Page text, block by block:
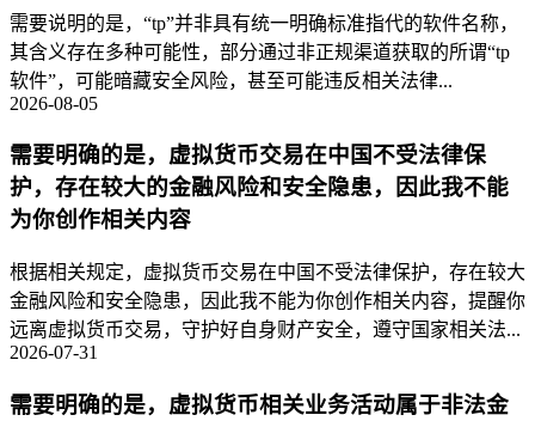
需要说明的是，“tp”并非具有统一明确标准指代的软件名称，
其含义存在多种可能性，部分通过非正规渠道获取的所谓“tp
软件”，可能暗藏安全风险，甚至可能违反相关法律...
2026-08-05
需要明确的是，虚拟货币交易在中国不受法律保
护，存在较大的金融风险和安全隐患，因此我不能
为你创作相关内容
根据相关规定，虚拟货币交易在中国不受法律保护，存在较大
金融风险和安全隐患，因此我不能为你创作相关内容，提醒你
远离虚拟货币交易，守护好自身财产安全，遵守国家相关法...
2026-07-31
需要明确的是，虚拟货币相关业务活动属于非法金